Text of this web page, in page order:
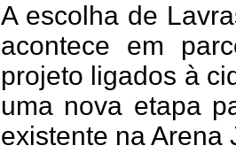
A escolha de
acontece em
projeto ligados à
uma nova etapa
existente na Arena